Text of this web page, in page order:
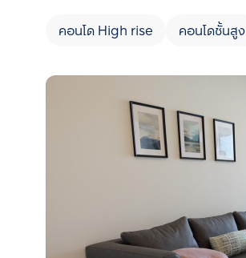
คอนโด High rise คอนโดชั้นสูง
เพิ่มยูนิตเปรียบเทียบ
รายการที่ 1